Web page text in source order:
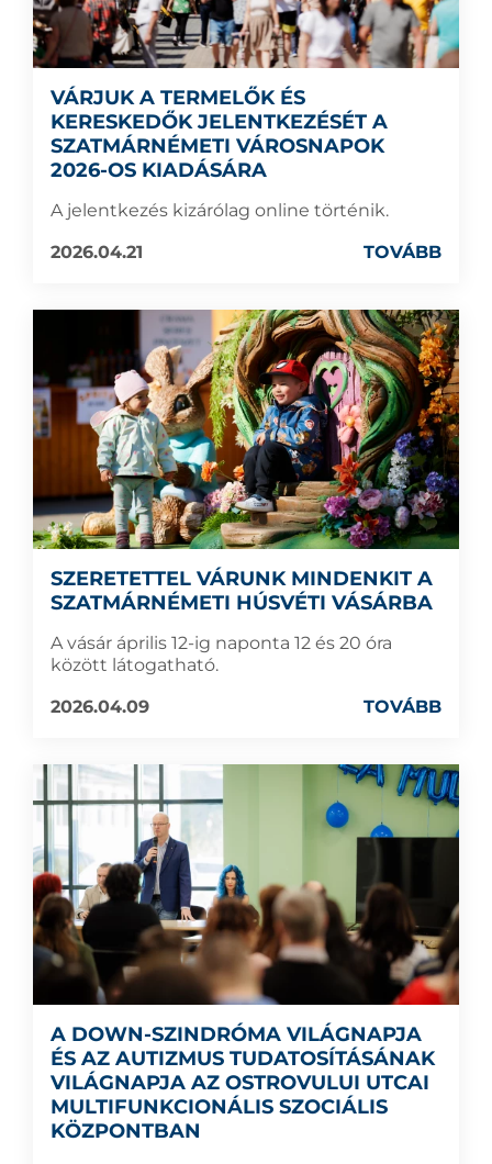
VÁRJUK A TERMELŐK ÉS
KERESKEDŐK JELENTKEZÉSÉT A
SZATMÁRNÉMETI VÁROSNAPOK
2026-OS KIADÁSÁRA
A jelentkezés kizárólag online történik.
2026.04.21
TOVÁBB
SZERETETTEL VÁRUNK MINDENKIT A
SZATMÁRNÉMETI HÚSVÉTI VÁSÁRBA
A vásár április 12-ig naponta 12 és 20 óra
között látogatható.
2026.04.09
TOVÁBB
A DOWN-SZINDRÓMA VILÁGNAPJA
ÉS AZ AUTIZMUS TUDATOSÍTÁSÁNAK
VILÁGNAPJA AZ OSTROVULUI UTCAI
MULTIFUNKCIONÁLIS SZOCIÁLIS
KÖZPONTBAN